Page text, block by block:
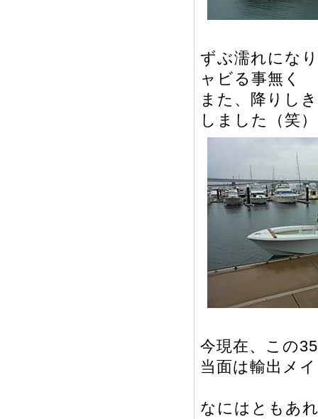
ずぶ濡れにな
ャビる事無く
また、降りし
しました（笑）
今現在、この
当面は輸出メ
なにはともあ